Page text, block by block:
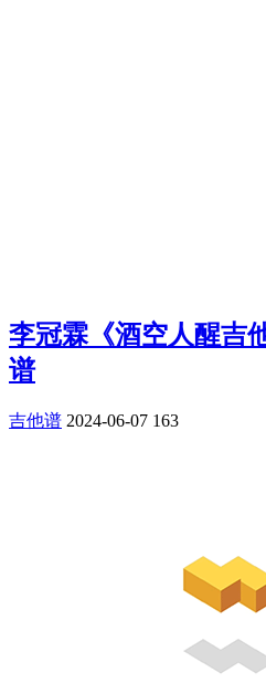
李冠霖《酒空人醒吉
谱
吉他谱 2024-06-07 163